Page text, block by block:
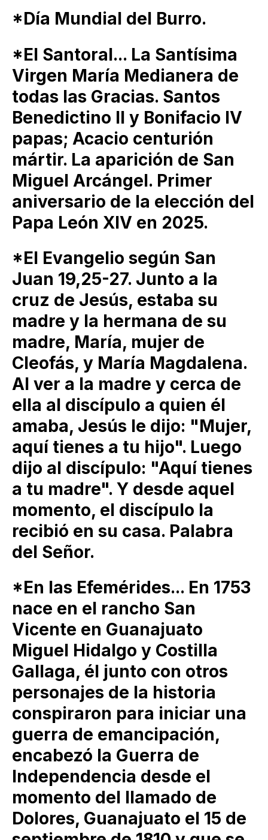
*Día Mundial del Burro.
*El Santoral... La Santísima
Virgen María Medianera de
todas las Gracias. Santos
Benedictino II y Bonifacio IV
papas; Acacio centurión
mártir. La aparición de San
Miguel Arcángel. Primer
aniversario de la elección del
Papa León XIV en 2025.
*El Evangelio según San
Juan 19,25-27. Junto a la
cruz de Jesús, estaba su
madre y la hermana de su
madre, María, mujer de
Cleofás, y María Magdalena.
Al ver a la madre y cerca de
ella al discípulo a quien él
amaba, Jesús le dijo: "Mujer,
aquí tienes a tu hijo". Luego
dijo al discípulo: "Aquí tienes
a tu madre". Y desde aquel
momento, el discípulo la
recibió en su casa. Palabra
del Señor.
*En las Efemérides... En 1753
nace en el rancho San
Vicente en Guanajuato
Miguel Hidalgo y Costilla
Gallaga, él junto con otros
personajes de la historia
conspiraron para iniciar una
guerra de emancipación,
encabezó la Guerra de
Independencia desde el
momento del llamado de
Dolores, Guanajuato el 15 de